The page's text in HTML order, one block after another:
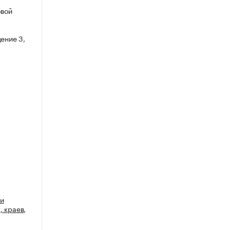
3,
краев,